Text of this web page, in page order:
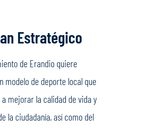
Estratégico
de Erandio quiere
modelo de deporte local que
mejorar la calidad de vida y
la ciudadanía, así como del